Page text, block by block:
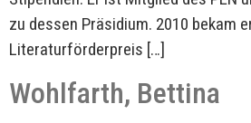
zu dessen Präsidium. 2010 bekam
Literaturförderpreis […]
Wohlfarth, Bettina